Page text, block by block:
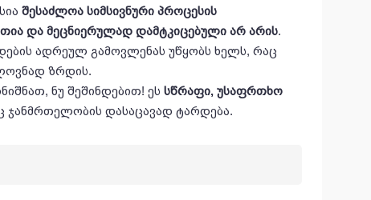
შესაძლოა სიმსივნური პროცესის
და მეცნიერულად დამტკიცებული არ არის.
ადრეულ გამოვლენას უწყობს ხელს, რაც
ზრდის.
ნუ შეშინდებით! ეს სწრაფი, უსაფრთხო
ჯანმრთელობის დასაცავად ტარდება.